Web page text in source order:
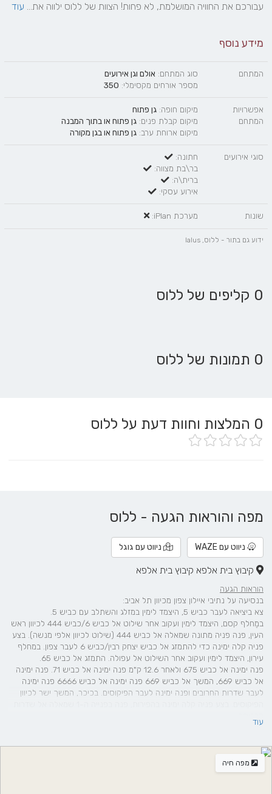
עבורכם את החוויה המושלמת, לא פחות! הצוות של ללוס ילווה את... עוד
מידע נוסף
המתחם סוג המתחם: אולם וגן אירועים
מספר אורחים מקסימלי: 350
אפשרויות
המתחם
מיקום חופה:גן פתוח
מיקום קבלת פנים:גן פתוח או בתוך המבנה
מיקום ארוחת ערב:גן פתוח או בגן מקורה
סוגי אירועים
חתונה:
בר\בת מצווה:
ברית\ה:
אירוע עסקי:
שונות מערכת iPlan:
ידוע גם בתור - ללוס, lalus
0 קליפים של ללוס
0 תמונות של ללוס
0 המלצות וחוות דעת על ללוס
מפה והוראות הגעה - ללוס
ניווט עם WAZE ניווט עם גוגל
קיבוץ בית אלפא קיבוץ בית אלפא
הוראות הגעה
בנסיעה על נתיבי איילון צפון מכיוון תל אביב:
צא ביציאה לעבר כביש 5, היצמד לימין במזלג והשתלב עם כביש 5.
במֶחלף קסם, היצמד לימין ועקוב אחר שילוט אל כביש 6/כביש 444 לכיוון ראש
העין, פנה פניה מתונה שמאלה אל כביש 444 (שילוט לכיוון אלפי מנשה). בצע
פניה קלה ימינה כדי להתמזג אל כביש יצחק רבין/כביש 6 לעבר צפון. במחלף
עירון, היצמד לימין ועקוב אחר השילוט אל עפולה. התמזג אל כביש 65.
פנה ימינה אל כביש 675 ולאחר 12.6 ק"מ פנה ימינה אל כביש 71. פנה ימינה
אל כביש 669, המשך אל כביש 669 פנה ימינה אל כביש 6666 פנה ימינה
לעבר שדרות החרובים ופנה ימינה לעבר הפיקוסים. בכיכר, המשך ישר לכיוון
עוד
מפה חיה